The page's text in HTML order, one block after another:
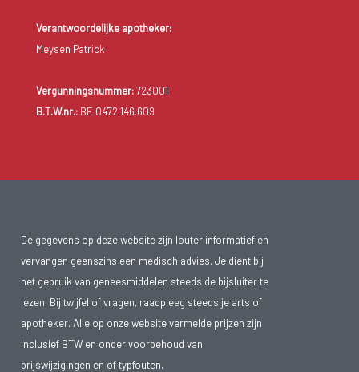
Verantwoordelijke apotheker:
Meysen Patrick
Vergunningsnummer:723001
B.T.W.nr.:BE 0472.146.609
De gegevens op deze website zijn louter informatief en
vervangen geenszins een medisch advies. Je dient bij
het gebruik van geneesmiddelen steeds de bijsluiter te
lezen. Bij twijfel of vragen, raadpleeg steeds je arts of
apotheker. Alle op onze website vermelde prijzen zijn
inclusief BTW en onder voorbehoud van
prijswijzigingen en of typfouten.